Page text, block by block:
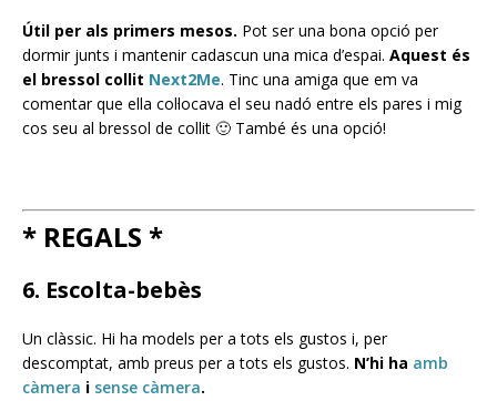
Útil per als primers mesos. Pot ser una bona opció per
dormir junts i mantenir cadascun una mica d’espai. Aquest és
el bressol collit Next2Me. Tinc una amiga que em va
comentar que ella col·locava el seu nadó entre els pares i mig
cos seu al bressol de collit 🙂 També és una opció!
* REGALS *
6. Escolta-bebès
Un clàssic. Hi ha models per a tots els gustos i, per
descomptat, amb preus per a tots els gustos. N’hi ha amb
càmera i sense càmera.